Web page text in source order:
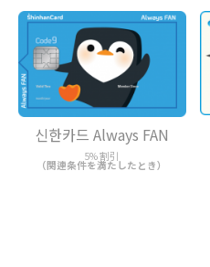
신한카드 Always FAN
5% 割引
（関連条件を満たしたとき）